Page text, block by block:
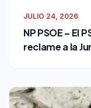
JULIO 24, 2026
NP PSOE – El
reclame a la